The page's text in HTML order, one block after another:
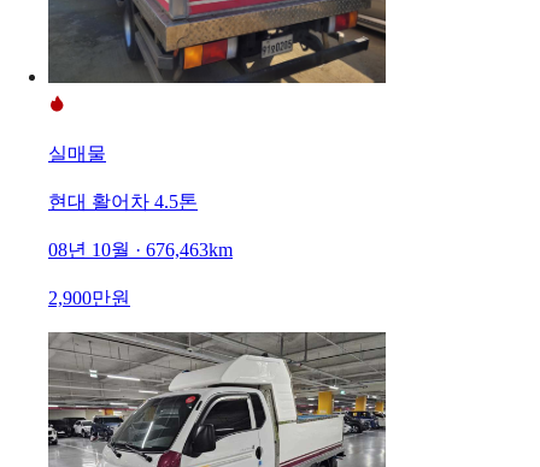
실매물
현대 활어차 4.5톤
08년 10월 · 676,463km
2,900만원